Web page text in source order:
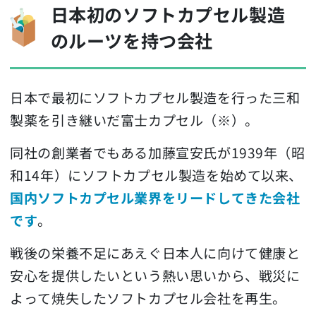
日本初のソフトカプセル製造
のルーツを持つ会社
日本で最初にソフトカプセル製造を行った三和
製薬を引き継いだ富士カプセル（※）。
同社の創業者でもある加藤宣安氏が1939年（昭
和14年）にソフトカプセル製造を始めて以来、
国内ソフトカプセル業界をリードしてきた会社
です。
戦後の栄養不足にあえぐ日本人に向けて健康と
安心を提供したいという熱い思いから、戦災に
よって焼失したソフトカプセル会社を再生。